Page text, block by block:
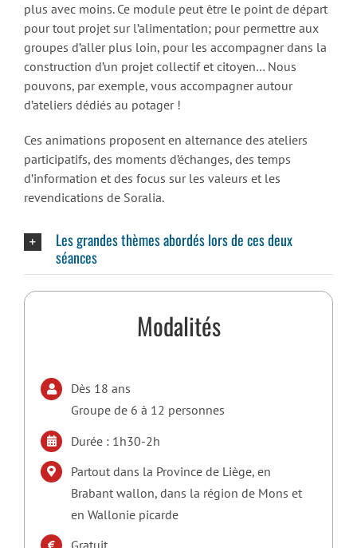
plus avec moins. Ce module peut être le point de départ
pour tout projet sur l’alimentation; pour permettre aux
groupes d’aller plus loin, pour les accompagner dans la
construction d’un projet collectif et citoyen… Nous
pouvons, par exemple, vous accompagner autour
d’ateliers dédiés au potager !
Ces animations proposent en alternance des ateliers
participatifs, des moments d’échanges, des temps
d’information et des focus sur les valeurs et les
revendications de Soralia.
Les grandes thèmes abordés lors de ces deux
séances
Modalités
Dès 18 ans
Groupe de 6 à 12 personnes
Durée : 1h30-2h
Partout dans la Province de Liège, en
Brabant wallon, dans la région de Mons et
en Wallonie picarde
Gratuit